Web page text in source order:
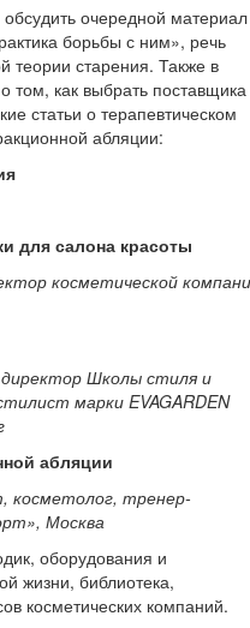
очередной материал
борьбы с ним», речь
теории старения. Также в
том, как выбрать поставщика
статьи о терапевтическом
абляции:
для салона красоты
косметической
Школы стиля и
марки EVAGARDEN
абляции
косметолог, тренер-
Москва
оборудования и
жизни, библиотека,
косметических компаний.